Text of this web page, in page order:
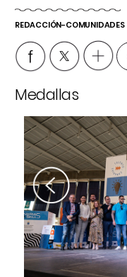
REDACCIÓN-COMUNIDADES
Previous
Medallas